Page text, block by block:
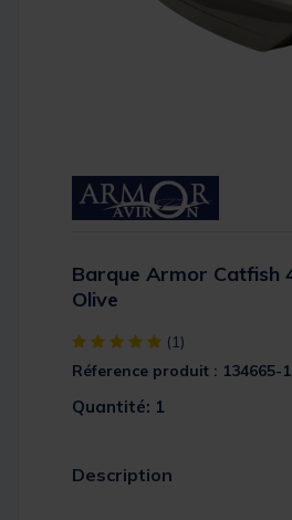
Barque Armor Catfish
Olive
[object Object] out of 5
(1)
Réference produit : 134665-1
Quantité: 1
Description